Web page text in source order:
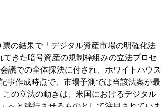
の結果で「デジタル資産市場の明確化法
きた暗号資産の規制枠組みの立法プロセ
議での全体採決に付され、ホワイトハウス
事作成時点で、市場予測では当該法案が最
の立法の動きは、米国におけるデジタル